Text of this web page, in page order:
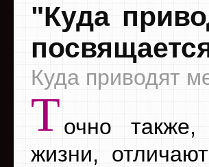
"Куда
Куда приводят
Точно
жизни,